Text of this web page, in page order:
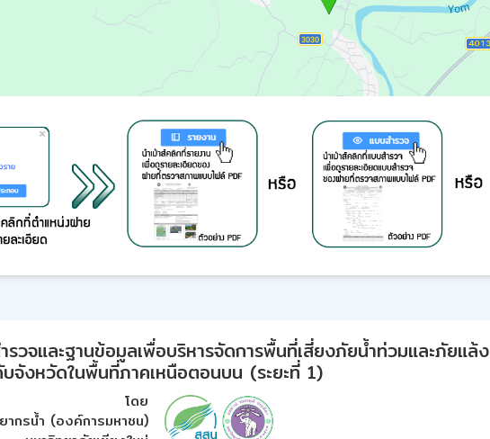
รวจและฐานข้อมูลเพื่อบริหารจัดการพื้นที่เสี่ยงภัยน้ำท่วมและภัยแล้ง
บจังหวัดในพื้นที่ภาคเหนือตอนบน (ระยะที่ 1)
โดย
ากรน้ำ (องค์การมหาชน)